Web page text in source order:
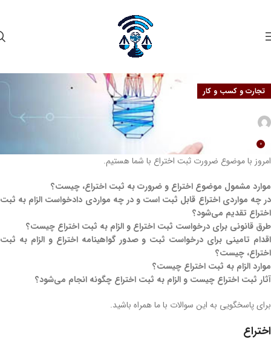
تجارت و کسب و کار
0
امروز با موضوع ضرورت ثبت اختراع با شما هستیم.
موارد مشمول موضوع اختراع و ضرورت به ثبت اختراع، چیست؟
در چه مواردی اختراع قابل ثبت است و در چه مواردی دادخواست الزام به ثبت
اختراع تقدیم می‌شود؟
طرق قانونی برای درخواست ثبت اختراع و الزام به ثبت اختراع چیست؟
اقدام تامینی برای درخواست ثبت و صدور گواهینامه اختراع و الزام به ثبت
اختراع، چیست؟
موارد الزام به ثبت اختراع چیست؟
آثار ثبت اختراع چیست و الزام به ثبت اختراع چگونه انجام می‌شود؟
برای پاسخگویی به این سوالات با ما همراه باشید.
اختراع